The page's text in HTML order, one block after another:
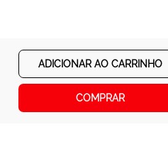
ADICIONAR AO CARRINHO
COMPRAR